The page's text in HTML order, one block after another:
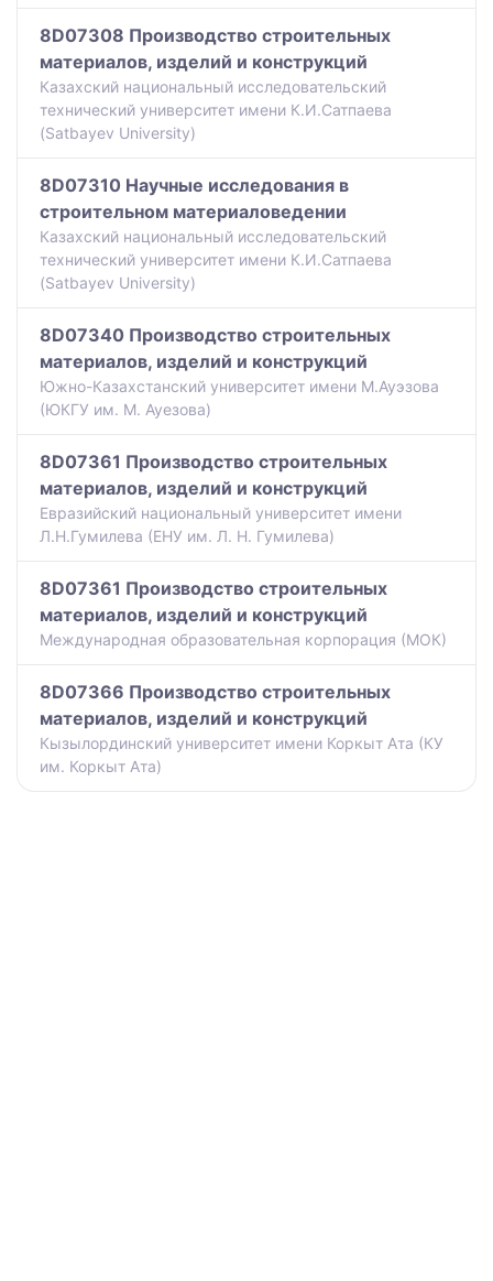
8D07308 Производство строительных
материалов, изделий и конструкций
Казахский национальный исследовательский
технический университет имени К.И.Сатпаева
(Satbayev University)
8D07310 Научные исследования в
строительном материаловедении
Казахский национальный исследовательский
технический университет имени К.И.Сатпаева
(Satbayev University)
8D07340 Производство строительных
материалов, изделий и конструкций
Южно-Казахстанский университет имени М.Ауэзова
(ЮКГУ им. М. Ауезова)
8D07361 Производство строительных
материалов, изделий и конструкций
Евразийский национальный университет имени
Л.Н.Гумилева (ЕНУ им. Л. Н. Гумилева)
8D07361 Производство строительных
материалов, изделий и конструкций
Международная образовательная корпорация (МОК)
8D07366 Производство строительных
материалов, изделий и конструкций
Кызылординский университет имени Коркыт Ата (КУ
им. Коркыт Ата)